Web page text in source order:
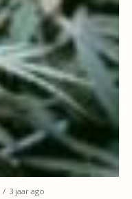
3 jaar ago